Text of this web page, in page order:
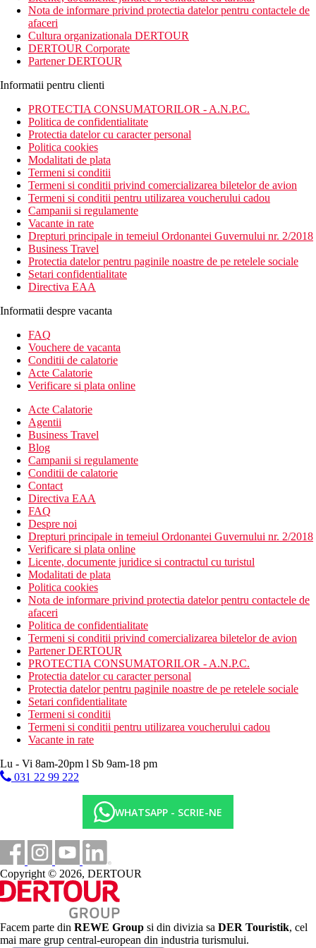
International Phuket. Ofera camere moderne, cu balcon si Wi-Fi
gratuit. Oaspetii se pot relaxa cu masaje de rasfat sau pot face o
baie in piscina. Wi-Fi este disponibil gratuit in intreaga
proprietate.
Distanta
Aeroport: 80 km
Plaja: hotel situat direct pe plaja
Descrierea camerei
Camere:
Sands room
Family
Seaside Junior Suite
Pool Access Junior Suite
Pool Access Family
Facilitati:
Baie
Articole de toaleta gratuite
Dus
Halat de baie
Baie suplimentara
Toaleta
Uscator de par
Hartie igienica
Balcon
Vedere la piscina
Seif
Serviciu de trezire
Canapea
Prosoape
Zona de relaxare
Aparat de ceai/cafea
Televizor
Pardoseala din gresie/marmura
Intrare privata
Ceainic electric
Canapea pat
Telefon
Canale prin cablu
Dulap
Canale prin satelit
Aer conditionat
Cuier pentru haine
Descrierea hotelului
Facilitati/zonele publice sunt accesibile cu scaunul cu
rotile
Familie prietenoasa
Hol
Lift
WiFi in intreaga unitate
Biblioteca
3 restaurante a la carte: bucatarie locala, internationala,
Bar la piscina, bar de inot, 4 baruri
Medic in hotel
9 piscine: deschise tot timpul anului, umbrele de soare,
sezlonguri, perne pentru sezlonguri
Descrierea plajei
Plaja privata, cu nisip
Activitati sportive si divertisment
Clasa de gatit (contra cost)
Echipament de tenis
Parc acvatic
Nota de informare privind protectia datelor pentru contactele de
afaceri
Cultura organizationala DERTOUR
DERTOUR Corporate
Partener DERTOUR
Informatii pentru clienti
PROTECTIA CONSUMATORILOR - A.N.P.C.
Politica de confidentialitate
Protectia datelor cu caracter personal
Politica cookies
Modalitati de plata
Termeni si conditii
Termeni si conditii privind comercializarea biletelor de avion
Termeni si conditii pentru utilizarea voucherului cadou
Campanii si regulamente
Vacante in rate
Drepturi principale in temeiul Ordonantei Guvernului nr. 2/2018
Business Travel
Protectia datelor pentru paginile noastre de pe retelele sociale
Setari confidentialitate
Directiva EAA
Informatii despre vacanta
FAQ
Vouchere de vacanta
Conditii de calatorie
Acte Calatorie
Verificare si plata online
Acte Calatorie
Agentii
Business Travel
Blog
Campanii si regulamente
Conditii de calatorie
Contact
Directiva EAA
FAQ
Despre noi
Drepturi principale in temeiul Ordonantei Guvernului nr. 2/2018
Verificare si plata online
Licente, documente juridice si contractul cu turistul
Modalitati de plata
Politica cookies
Nota de informare privind protectia datelor pentru contactele de
afaceri
Politica de confidentialitate
Termeni si conditii privind comercializarea biletelor de avion
Partener DERTOUR
PROTECTIA CONSUMATORILOR - A.N.P.C.
Protectia datelor cu caracter personal
Protectia datelor pentru paginile noastre de pe retelele sociale
Setari confidentialitate
Termeni si conditii
Termeni si conditii pentru utilizarea voucherului cadou
Vacante in rate
Lu - Vi 8am-20pm l Sb 9am-18 pm
031 22 99 222
WHATSAPP - SCRIE-NE
Copyright © 2026, DERTOUR
Facem parte din REWE Group si din divizia sa DER Touristik, cel
mai mare grup central-european din industria turismului.